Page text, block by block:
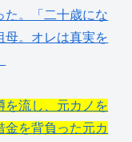
た。「二十歳にな
母。オレは真実を
を流し、元カノを
金を背負った元カ